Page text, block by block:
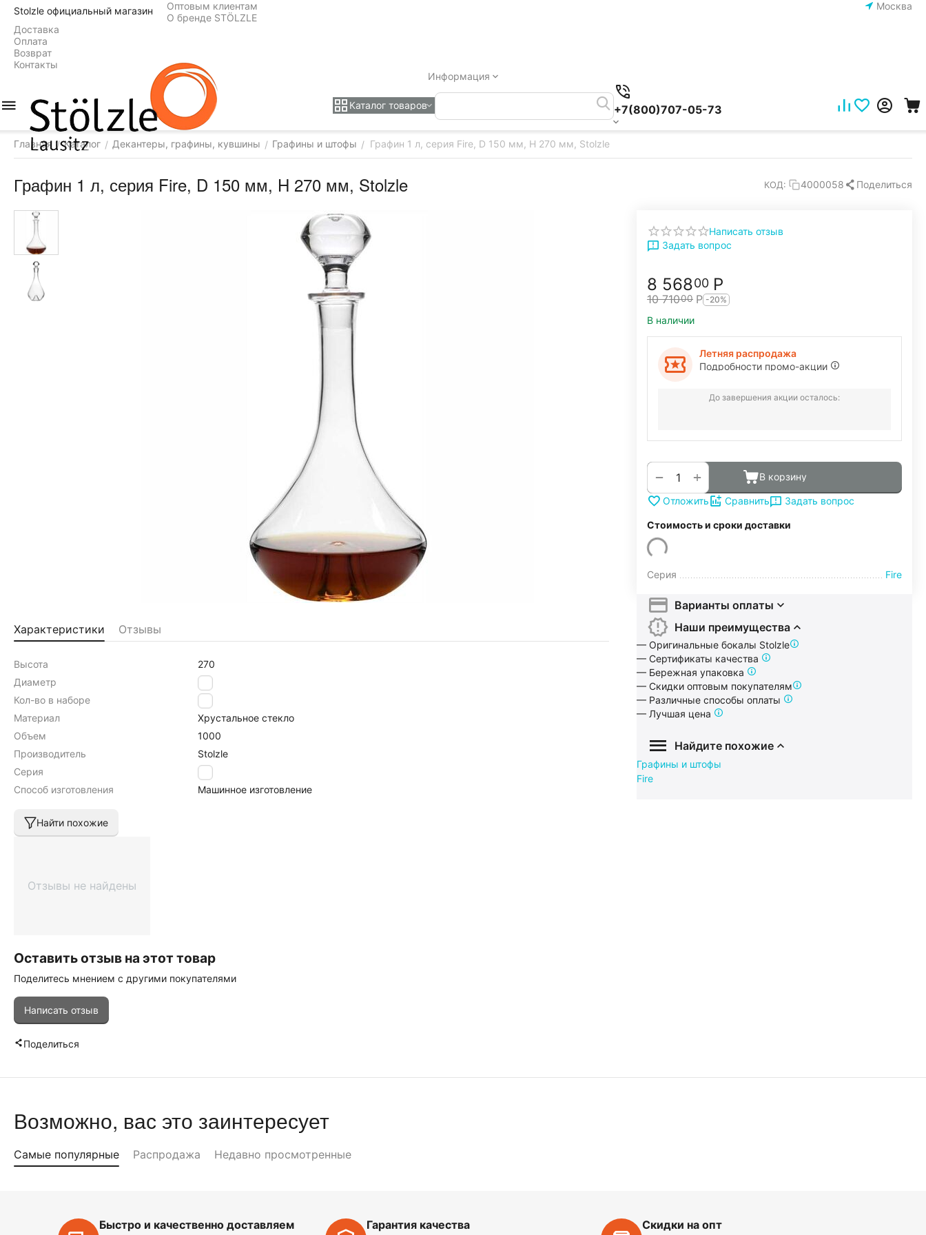
Stolzle официальный магазин Москва
Оптовым клиентам
О бренде STÖLZLE
Доставка
Оплата
Возврат
Контакты
Информация
Каталог товаров +7(800)707-05-73
Главная / Каталог / Декантеры, графины, кувшины / Графины и штофы / Графин 1 л, серия Fire, D 150 мм, H 270 мм, Stolzle
Графин 1 л, серия Fire, D 150 мм, H 270 мм, Stolzle КОД: 4000058 Поделиться
Написать отзыв
Задать вопрос
8 56800 Р
10 71000 Р -20%
В наличии
Летняя распродажа
Подробности промо-акции
До завершения акции осталось:
+
− В корзину
Отложить Сравнить Задать вопрос
Стоимость и сроки доставки
Серия Fire
Варианты оплаты
Наши преимущества
— Оригинальные бокалы Stolzle
— Сертификаты качества
— Бережная упаковка
— Скидки оптовым покупателям
— Различные способы оплаты
— Лучшая цена
Найдите похожие
Графины и штофы
Fire
Характеристики Отзывы
Высота
270
Диаметр
115
Кол-во в наборе
1
Материал
Хрустальное стекло
Объем
1000
Производитель
Stolzle
Серия
Fire
Способ изготовления
Машинное изготовление
Найти похожие
Отзывы не найдены
Оставить отзыв на этот товар
Поделитесь мнением с другими покупателями
Написать отзыв
Поделиться
Возможно, вас это заинтересует
Самые популярные Распродажа Недавно просмотренные
Быстро и качественно доставляем Гарантия качества Скидки на опт